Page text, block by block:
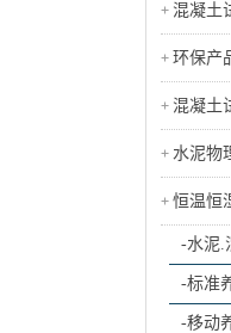
混凝土
环保产
混凝土
水泥物
恒温恒
-水泥.
-标准
-移动